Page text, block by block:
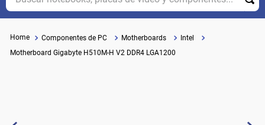
Componentes de PC Motherboards
Intel
Motherboard Gigabyte H510M-H V2 DDR4 LGA1200